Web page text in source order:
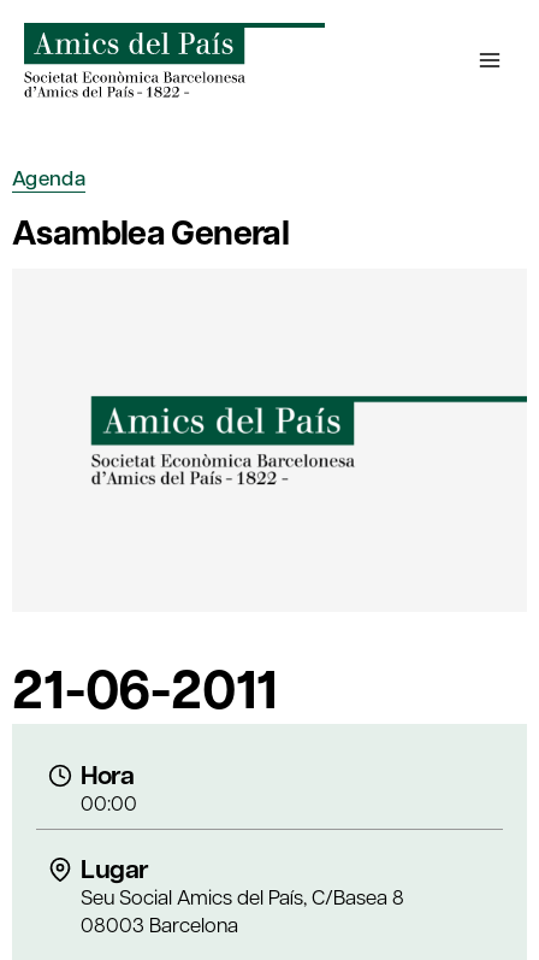
contenido
Agenda
Asamblea General
21-06-2011
Hora
00:00
Lugar
Seu Social Amics del País, C/Basea 8
08003 Barcelona